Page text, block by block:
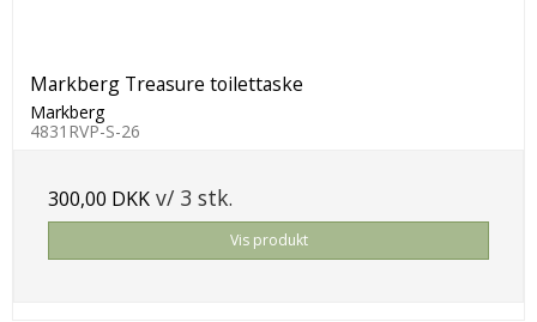
Markberg Treasure toilettaske
Markberg
4831RVP-S-26
300,00 DKK v/ 3 stk.
Vis produkt